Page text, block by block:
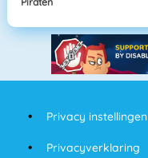
Privacy instellingen
Privacyverklaring